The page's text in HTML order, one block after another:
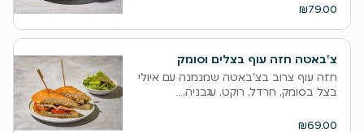
₪79.00
צ'באטה חזה עוף בצלים וסומק
חזה עוף צרוב בצ'באטה שמנמנה עם איולי
בצל בסומק, חרדל, רוקט, עגבניה,...
₪69.00